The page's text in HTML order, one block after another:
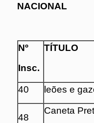
NACIONAL
Nº
Insc.
TÍTULO
40 leões e
48
Caneta